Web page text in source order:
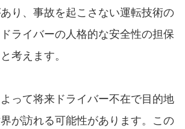
り、事故を起こさない運転技術の
ライバーの人格的な安全性の担保
考えます。
って将来ドライバー不在で目的地
が訪れる可能性があります。この